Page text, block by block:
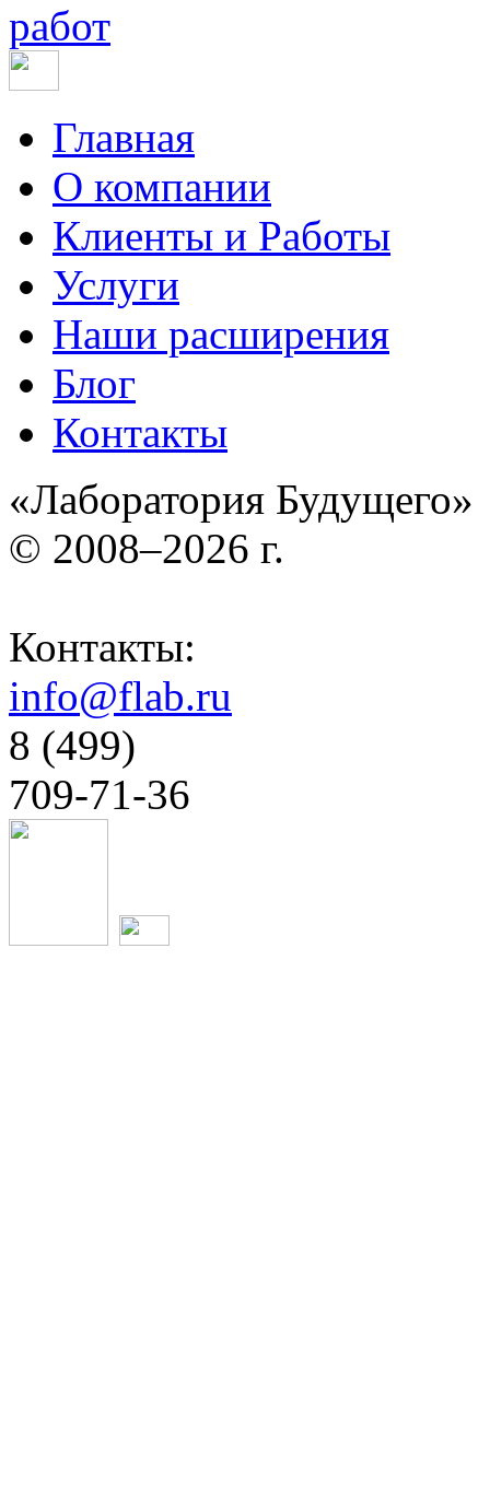
работ
Главная
О компании
Клиенты и Работы
Услуги
Наши расширения
Блог
Контакты
«Лаборатория Будущего»
© 2008–2026 г.
Контакты:
info@flab.ru
8 (499)
709-71-36